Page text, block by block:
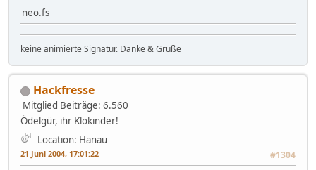
neo.fs
keine animierte Signatur. Danke & Grüße
Hackfresse
Mitglied Beiträge: 6.560
Ödelgür, ihr Klokinder!
Location: Hanau
21 Juni 2004, 17:01:22 #1304